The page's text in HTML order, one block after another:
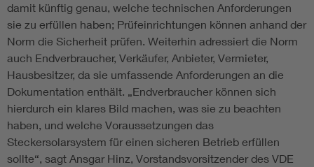
damit künftig genau, welche technischen Anforderungen
sie zu erfüllen haben; Prüfeinrichtungen können anhand der
Norm die Sicherheit prüfen. Weiterhin adressiert die Norm
auch Endverbraucher, Verkäufer, Anbieter, Vermieter,
Hausbesitzer, da sie umfassende Anforderungen an die
Dokumentation enthält. „Endverbraucher können sich
hierdurch ein klares Bild machen, was sie zu beachten
haben, und welche Voraussetzungen das
Steckersolarsystem für einen sicheren Betrieb erfüllen
sollte“, sagt Ansgar Hinz, Vorstandsvorsitzender des VDE